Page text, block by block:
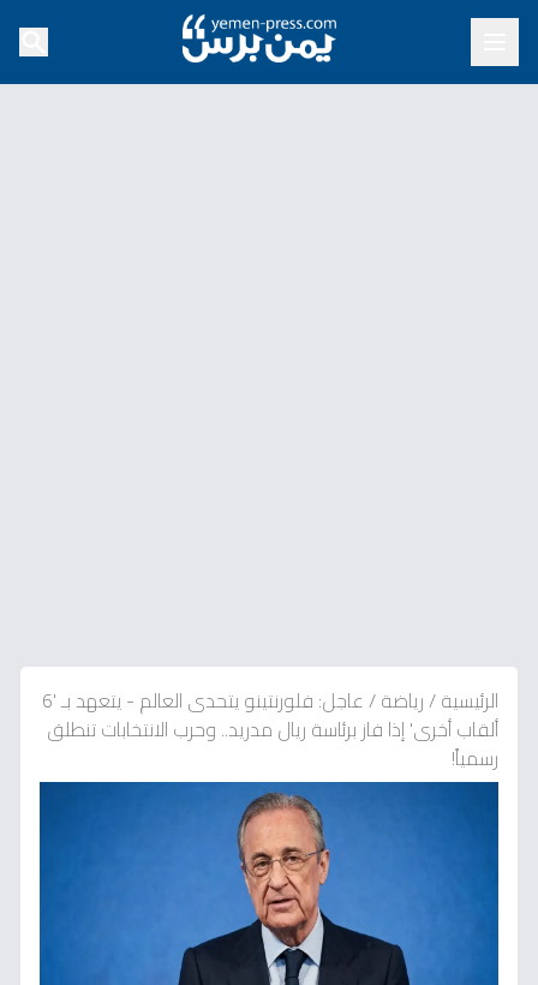
الرئيسية/رياضة/
عاجل: فلورنتينو يتحدى العالم - يتعهد بـ '6
ألقاب أخرى' إذا فاز برئاسة ريال مدريد.. وحرب الانتخابات تنطلق
رسمياً!